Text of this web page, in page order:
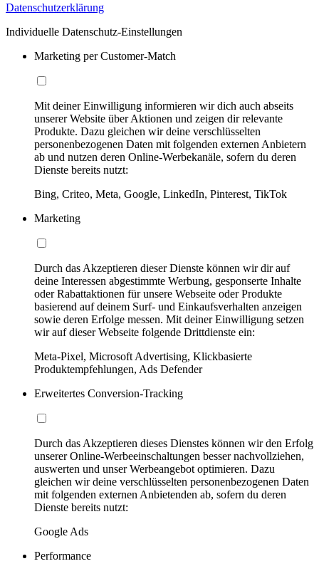
Datenschutzerklärung
Individuelle Datenschutz-Einstellungen
Marketing per Customer-Match
Mit deiner Einwilligung informieren wir dich auch abseits
unserer Website über Aktionen und zeigen dir relevante
Produkte. Dazu gleichen wir deine verschlüsselten
personenbezogenen Daten mit folgenden externen Anbietern
ab und nutzen deren Online-Werbekanäle, sofern du deren
Dienste bereits nutzt:
Bing, Criteo, Meta, Google, LinkedIn, Pinterest, TikTok
Marketing
Durch das Akzeptieren dieser Dienste können wir dir auf
deine Interessen abgestimmte Werbung, gesponserte Inhalte
oder Rabattaktionen für unsere Webseite oder Produkte
basierend auf deinem Surf- und Einkaufsverhalten anzeigen
sowie deren Erfolge messen. Mit deiner Einwilligung setzen
wir auf dieser Webseite folgende Drittdienste ein:
Meta-Pixel, Microsoft Advertising, Klickbasierte
Produktempfehlungen, Ads Defender
Erweitertes Conversion-Tracking
Durch das Akzeptieren dieses Dienstes können wir den Erfolg
unserer Online-Werbeeinschaltungen besser nachvollziehen,
auswerten und unser Werbeangebot optimieren. Dazu
gleichen wir deine verschlüsselten personenbezogenen Daten
mit folgenden externen Anbietenden ab, sofern du deren
Dienste bereits nutzt:
Google Ads
Performance